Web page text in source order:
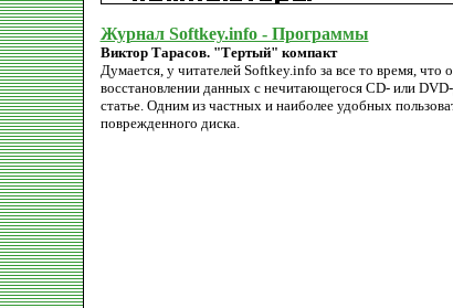
Журнал Softkey.info - Программы
Виктор Тарасов. "Тертый" компакт
Думается, у читателей Softkey.info за все то время,
восстановлении данных с нечитающегося CD- или
статье. Одним из частных и наиболее удобных
поврежденного диска.